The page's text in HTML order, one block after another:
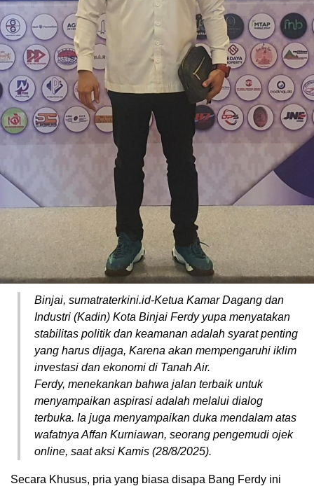
Binjai, sumatraterkini.id-Ketua Kamar Dagang dan
Industri (Kadin) Kota Binjai Ferdy yupa menyatakan
stabilitas politik dan keamanan adalah syarat penting
yang harus dijaga, Karena akan mempengaruhi iklim
investasi dan ekonomi di Tanah Air.
Ferdy, menekankan bahwa jalan terbaik untuk
menyampaikan aspirasi adalah melalui dialog
terbuka. Ia juga menyampaikan duka mendalam atas
wafatnya Affan Kurniawan, seorang pengemudi ojek
online, saat aksi Kamis (28/8/2025).
Secara Khusus, pria yang biasa disapa Bang Ferdy ini